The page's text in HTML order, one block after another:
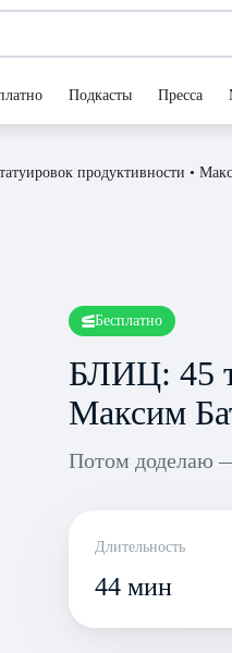
Подкасты Пресса
продуктивности •
Бесплатно
БЛИЦ: 45
Максим
Потом доделаю
Длительность
44 мин